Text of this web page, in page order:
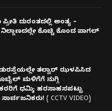
ದುರಂತದಲ್ಲಿ ಅಂತ್ಯ –
ಕೊಚ್ಚಿ ಕೊಂದ ಪಾಗಲ್
ತಲ್ವಾರ್ ಝಳಪಿಸಿದ
ಮಳಿಗೆಗೆ ನುಗ್ಗಿ
ಧಮ್ಕಿ; ಹರಸಾಹಸಪಟ್ಟು
( CCTV VIDEO)